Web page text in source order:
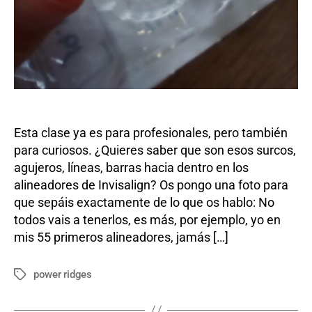
Esta clase ya es para profesionales, pero también
para curiosos. ¿Quieres saber que son esos surcos,
agujeros, líneas, barras hacia dentro en los
alineadores de Invisalign? Os pongo una foto para
que sepáis exactamente de lo que os hablo: No
todos vais a tenerlos, es más, por ejemplo, yo en
mis 55 primeros alineadores, jamás […]
Etiquetaspower ridges